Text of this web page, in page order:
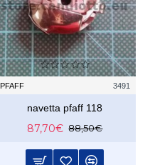
PFAFF 3491
navetta pfaff 118
87,70€ 88,50€